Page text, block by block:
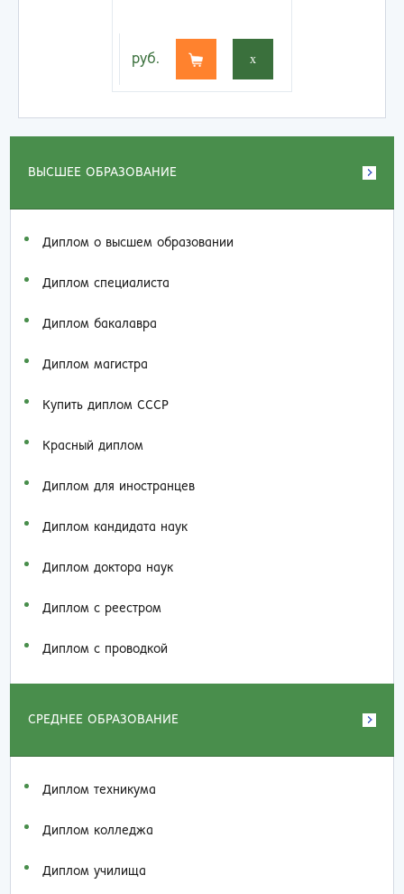
ВЫСШЕЕ ОБРАЗОВАНИЕ
Диплом о высшем образовании
Диплом специалиста
Диплом бакалавра
Диплом магистра
Купить диплом СССР
Красный диплом
Диплом для иностранцев
Диплом кандидата наук
Диплом доктора наук
Диплом с реестром
Диплом с проводкой
СРЕДНЕЕ ОБРАЗОВАНИЕ
Диплом техникума
Диплом колледжа
Диплом училища
руб. x